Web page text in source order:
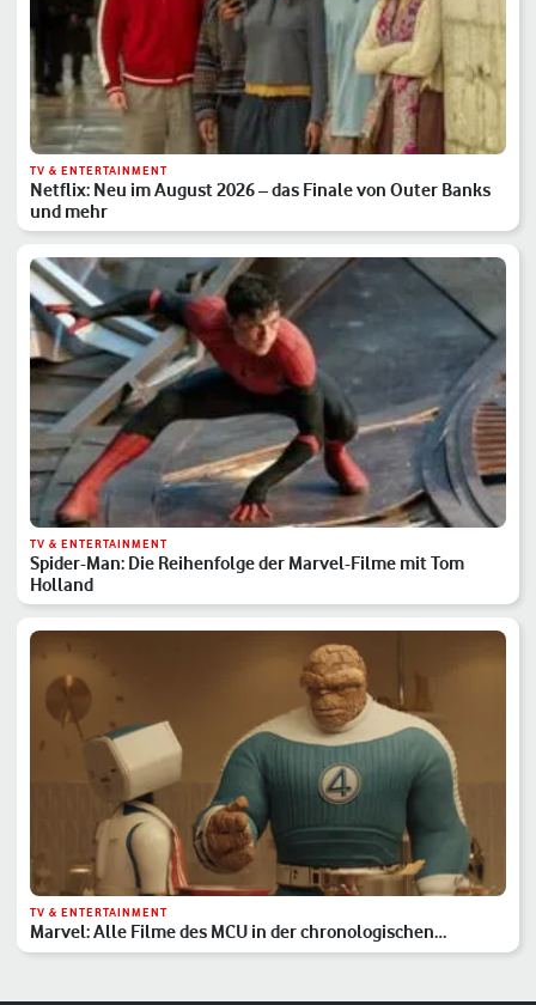
TV & ENTERTAINMENT
Netflix: Neu im August 2026 – das Finale von Outer Banks
und mehr
TV & ENTERTAINMENT
Spider-Man: Die Reihenfolge der Marvel-Filme mit Tom
Holland
TV & ENTERTAINMENT
Marvel: Alle Filme des MCU in der chronologischen
Reihenfolge